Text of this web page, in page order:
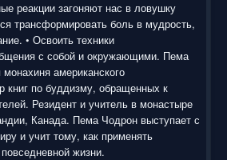
реакции загоняют нас в ловушку
трансформировать боль в мудрость,
• Освоить техники
с собой и окружающими. Пема
американского
книг по буддизму, обращенных к
Резидент и учитель в монастыре
Канада. Пема Чодрон выступает с
и учит тому, как применять
жизни.